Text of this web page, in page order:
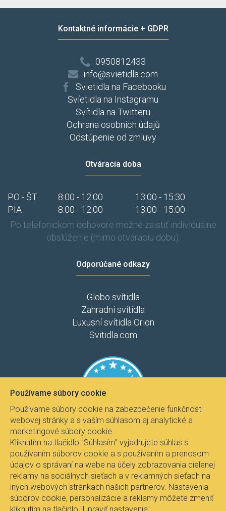
Kontaktné informácie + GDPR
0950812433
info@svietidla.com
Svietidla na Facebooku
Svíetidla na Instagramu
Svítidla na Twitteru
Ochrana osobních údajů
Odstúpenie od zmluvy
Otváracia doba
PO - ŠT 8:00 - 12:00
13:00 - 15:30
PIA
8:00 - 12:00
13:00 - 15:00
Po telefonickom dohovore možné zaistiť individuálne
obslúženie (mimo otváraciu dobu).
Odporúčané odkazy
Globo svítidla
Zahradní svítidla
Luxusní svítidla Orion
Svitidla.com
Používame súbory cookie
Používame súbory cookie na zabezpečenie funkčnosti
webovej stránky a s vaším súhlasom aj analytické a
marketingové súbory cookie.
Kliknutím na tlačidlo "Súhlasím" vyjadrujete súhlas s
používaním súborov cookie a s používaním a prenosom
údajov o správaní na webe na účely zobrazovania cielenej
reklamy na sociálnych sieťach a v reklamných sieťach na
iných webových stránkach našich partnerov. Nastavenia
súborov cookie, personalizácie a reklamy môžete zmeniť